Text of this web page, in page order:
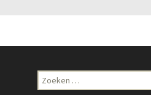
Zoeken
naar: